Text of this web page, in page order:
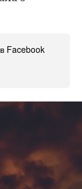
Facebook